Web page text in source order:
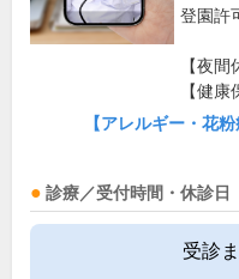
登園許
【夜
【健康
【アレルギー・花
診療／受付時間・休診日
受診